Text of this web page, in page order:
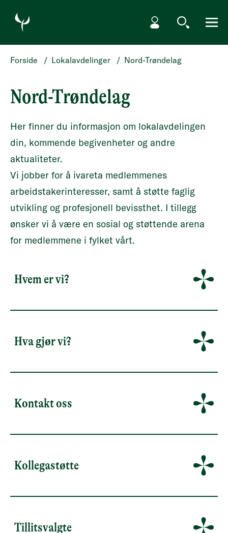
HOPP TIL HOVEDINNHOLD
Min side
Søk Meny
Forside / Lokalavdelinger / Nord-Trøndelag
Nord-Trøndelag
Her finner du informasjon om lokalavdelingen
din, kommende begivenheter og andre
aktualiteter.
Vi jobber for å ivareta medlemmenes
arbeidstakerinteresser, samt å støtte faglig
utvikling og profesjonell bevissthet. I tillegg
ønsker vi å være en sosial og støttende arena
for medlemmene i fylket vårt.
Hvem er vi?
Hva gjør vi?
Kontakt oss
Kollegastøtte
Tillitsvalgte